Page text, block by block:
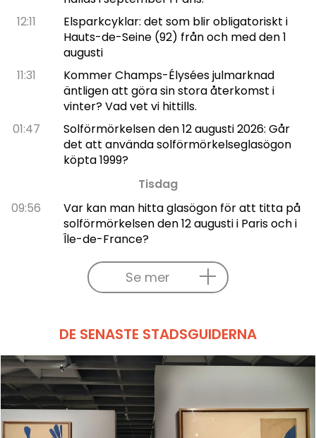
12:11
Elsparkcyklar: det som blir obligatoriskt i
Hauts-de-Seine (92) från och med den 1
augusti
11:31
Kommer Champs-Élysées julmarknad
äntligen att göra sin stora återkomst i
vinter? Vad vet vi hittills.
01:47
Solförmörkelsen den 12 augusti 2026: Går
det att använda solförmörkelseglasögon
köpta 1999?
Tisdag
09:56
Var kan man hitta glasögon för att titta på
solförmörkelsen den 12 augusti i Paris och i
Île-de-France?
Se mer
DE SENASTE STADSGUIDERNA